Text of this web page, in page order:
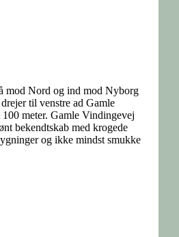
mod Nord og ind mod Nyborg
til venstre ad Gamle
meter. Gamle Vindingevej
bekendtskab med krogede
og ikke mindst smukke